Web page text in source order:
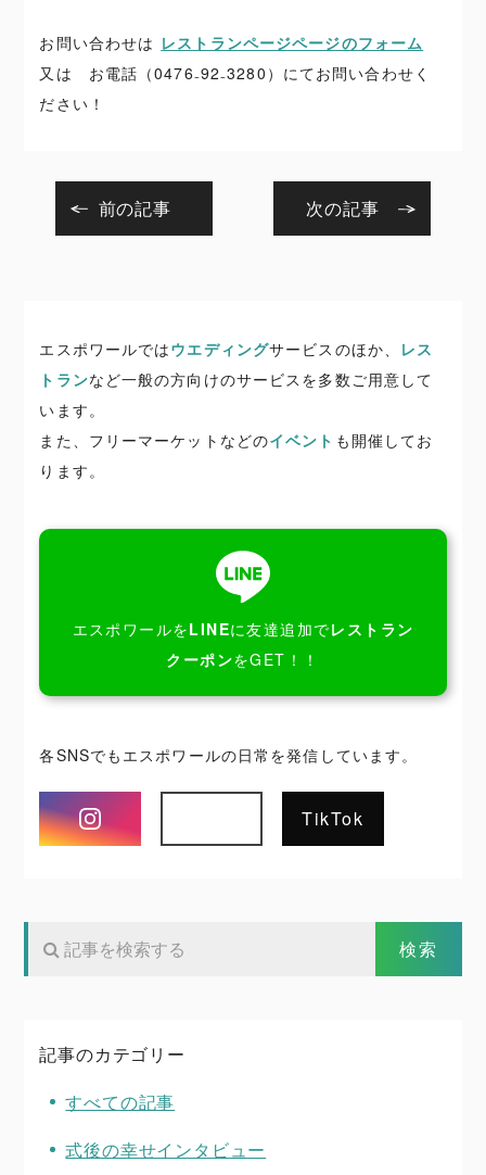
お問い合わせは レストランページページのフォーム
又は お電話（0476₋92₋3280）にてお問い合わせく
ださい！
前の記事 次の記事
エスポワールではウエディングサービスのほか、 レス
トランなど一般の方向けのサービスを多数ご用意して
います。
また、フリーマーケットなどのイベント も開催してお
ります。
エスポワールをLINEに友達追加でレストラン
クーポンをGET！！
各SNSでもエスポワールの日常を発信しています。
Instagram
TikTok
記事のカテゴリー
すべての記事
式後の幸せインタビュー